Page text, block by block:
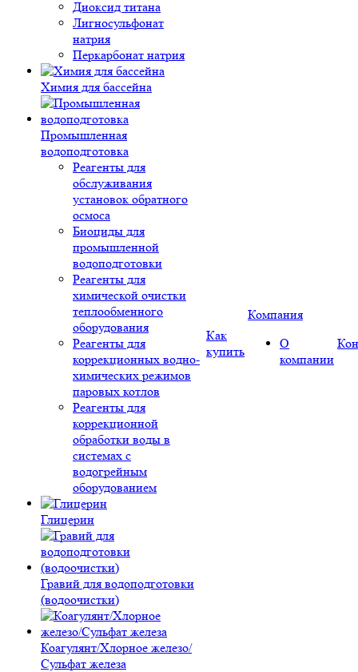
Диоксид титана
Лигносульфонат
натрия
Перкарбонат натрия
Химия для бассейна
Промышленная
водоподготовка
Реагенты для
обслуживания
установок обратного
осмоса
Биоциды для
промышленной
водоподготовки
Реагенты для
химической очистки
теплообменного
оборудования
Реагенты для
коррекционных водно-
химических режимов
паровых котлов
Реагенты для
коррекционной
обработки воды в
системах с
водогрейным
оборудованием
Глицерин
Гравий для водоподготовки
(водоочистки)
Коагулянт/Хлорное железо/
Сульфат железа
Как
купить
Компания
О
компании